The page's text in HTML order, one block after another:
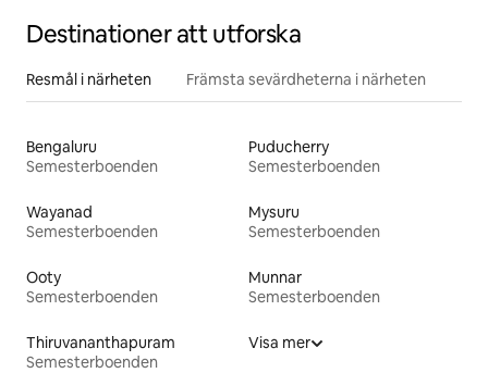
Destinationer att utforska
Resmål i närheten Främsta sevärdheterna i närheten
Bengaluru
Semesterboenden
Puducherry
Semesterboenden
Wayanad
Semesterboenden
Mysuru
Semesterboenden
Ooty
Semesterboenden
Munnar
Semesterboenden
Thiruvananthapuram
Semesterboenden
Visa mer